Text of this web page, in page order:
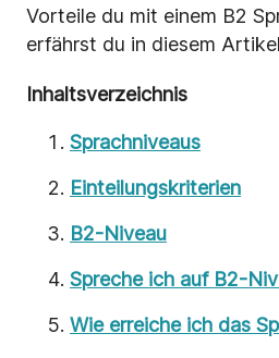
Vorteile du mit einem B2
erfährst du in diesem
Inhaltsverzeichnis
Sprachniveaus
Einteilungskriterien
B2-Niveau
Spreche ich auf B2-
Wie erreiche ich das